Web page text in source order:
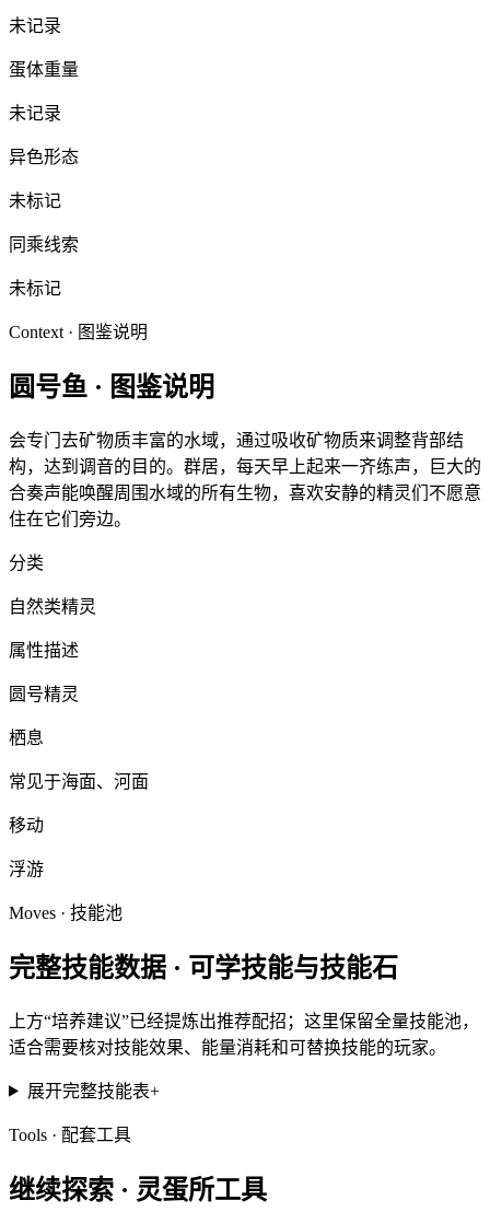
未记录
蛋体重量
未记录
异色形态
未标记
同乘线索
未标记
Context · 图鉴说明
圆号鱼 · 图鉴说明
会专门去矿物质丰富的水域，通过吸收矿物质来调整背部结
构，达到调音的目的。群居，每天早上起来一齐练声，巨大的
合奏声能唤醒周围水域的所有生物，喜欢安静的精灵们不愿意
住在它们旁边。
分类
自然类精灵
属性描述
圆号精灵
栖息
常见于海面、河面
移动
浮游
Moves · 技能池
完整技能数据 · 可学技能与技能石
上方“培养建议”已经提炼出推荐配招；这里保留全量技能池，
适合需要核对技能效果、能量消耗和可替换技能的玩家。
展开完整技能表+
Tools · 配套工具
继续探索 · 灵蛋所工具